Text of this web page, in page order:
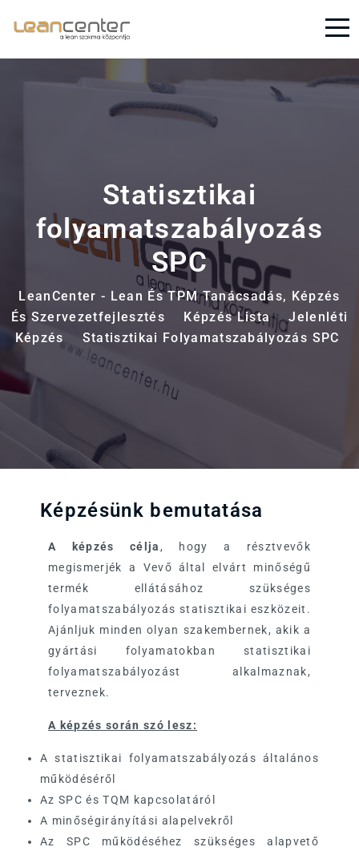
Statisztikai
folyamatszabályozás
SPC
LeanCenter - Lean És TPM Tanácsadás, Képzés
És Szervezetfejlesztés
Képzés Lista >Jelenléti
Képzés
Statisztikai Folyamatszabályozás SPC
Képzésünk bemutatása
A képzés célja , hogy a résztvevők
megismerjék a Vevő által elvárt minőségű
termék ellátásához szükséges
folyamatszabályozás statisztikai eszközeit.
Ajánljuk minden olyan szakembernek, akik a
gyártási folyamatokban statisztikai
folyamatszabályozást alkalmaznak,
terveznek.
A képzés során szó lesz:
A statisztikai folyamatszabályozás általános
működéséről
Az SPC és TQM kapcsolatáról
A minőségirányítási alapelvekről
Az SPC működéséhez szükséges alapvető